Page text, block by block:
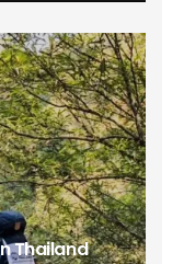
Thailand